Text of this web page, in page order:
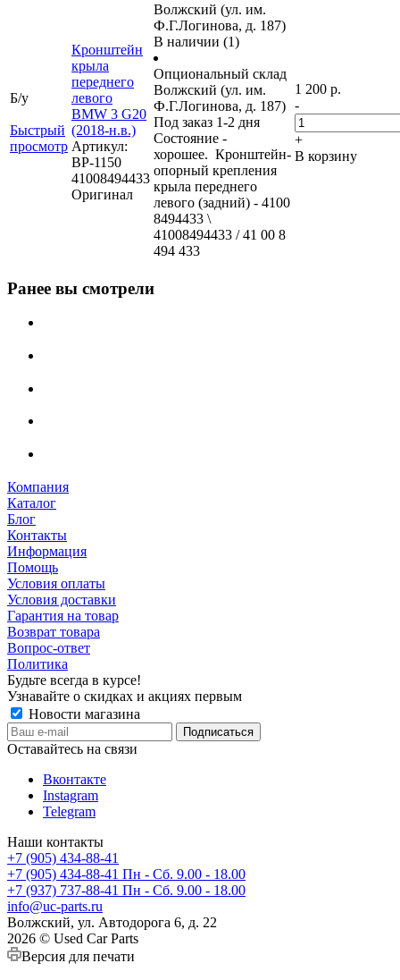
Б/у
Быстрый
просмотр
Кронштейн
крыла
переднего
левого
BMW 3 G20
(2018-н.в.)
Артикул:
ВР-1150
41008494433
Оригинал
Волжский (ул. им.
Ф.Г.Логинова, д. 187)
В наличии (1)
Опциональный склад
Волжский (ул. им.
Ф.Г.Логинова, д. 187)
Под заказ 1-2 дня
Состояние -
хорошее. Кронштейн-
опорный крепления
крыла переднего
левого (задний) - 4100
8494433 \
41008494433 / 41 00 8
494 433
1 200 р.
-
+
В корзину
Ранее вы смотрели
Компания
Каталог
Блог
Контакты
Информация
Помощь
Условия оплаты
Условия доставки
Гарантия на товар
Возврат товара
Вопрос-ответ
Политика
Будьте всегда в курсе!
Узнавайте о скидках и акциях первым
Новости магазина
Оставайтесь на связи
Вконтакте
Instagram
Telegram
Наши контакты
+7 (905) 434-88-41
+7 (905) 434-88-41 Пн - Сб. 9.00 - 18.00
+7 (937) 737-88-41 Пн - Сб. 9.00 - 18.00
info@uc-parts.ru
Волжский, ул. Автодорога 6, д. 22
2026 © Used Car Parts
Версия для печати